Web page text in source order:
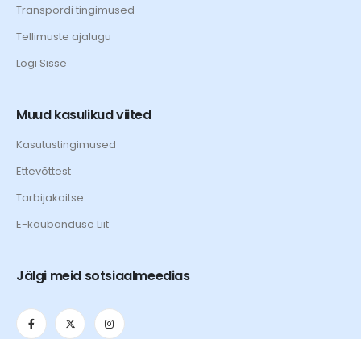
Transpordi tingimused
Tellimuste ajalugu
Logi Sisse
Muud kasulikud viited
Kasutustingimused
Ettevõttest
Tarbijakaitse
E-kaubanduse Liit
Jälgi meid sotsiaalmeedias